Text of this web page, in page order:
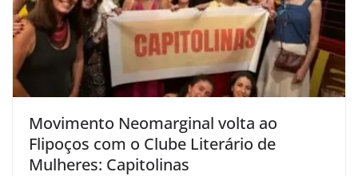
Movimento Neomarginal volta ao
Flipoços com o Clube Literário de
Mulheres: Capitolinas